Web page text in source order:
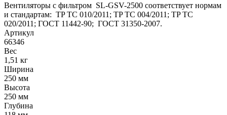
Вентиляторы с фильтром SL-GSV-2500 соответствует нормам
и стандартам: TP TC 010/2011; TP TC 004/2011; TP TC
020/2011; ГОСТ 11442-90; ГОСТ 31350-2007.
Артикул
66346
Вес
1,51 кг
Ширина
250 мм
Высота
250 мм
Глубина